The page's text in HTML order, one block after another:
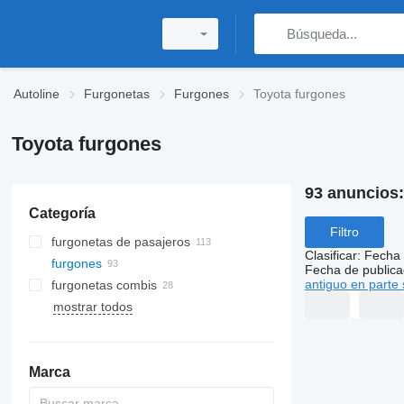
Autoline Furgonetas Furgones Toyota furgones
Toyota furgones
Categoría
furgonetas de pasajeros
furgones
furgonetas combis
mostrar todos
Marca
93 anuncios:
Filtro
Clasificar: Fecha
Fecha de
antiguo en parte